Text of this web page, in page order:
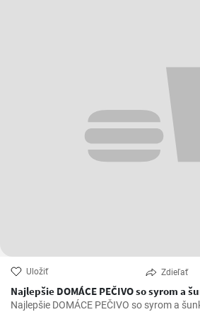
Uložiť Zdieľať
Najlepšie DOMÁCE PEČIVO so syrom a
Najlepšie DOMÁCE PEČIVO so syrom a